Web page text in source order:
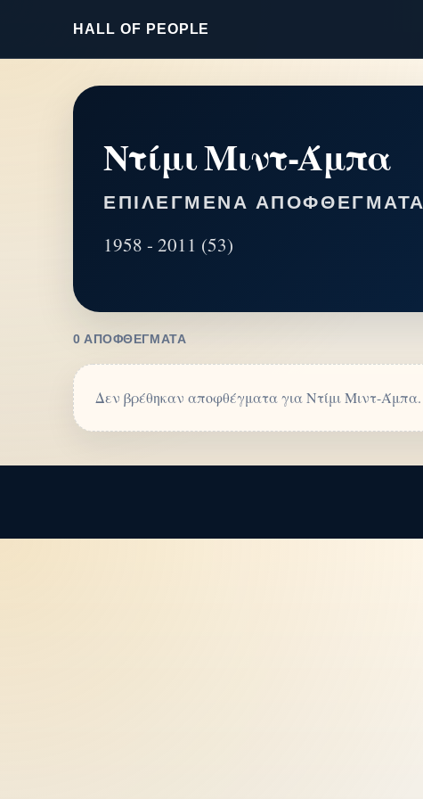
HALL OF PEOPLE
Ντίμι Μιντ-Άμπα
ΕΠΙΛΕΓΜΈΝΑ ΑΠΟΦΘΈΓΜΑΤΑ
1958 - 2011 (53)
0 ΑΠΟΦΘΈΓΜΑΤΑ
Δεν βρέθηκαν αποφθέγματα για Ντίμι Μιντ-Άμπα.